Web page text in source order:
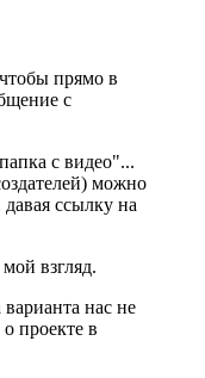
прямо в
с
с видео"...
можно
ссылку на
взгляд.
нас не
проекте в